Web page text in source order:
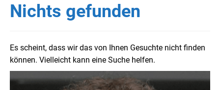
Nichts gefunden
Es scheint, dass wir das von Ihnen Gesuchte nicht finden
können. Vielleicht kann eine Suche helfen.